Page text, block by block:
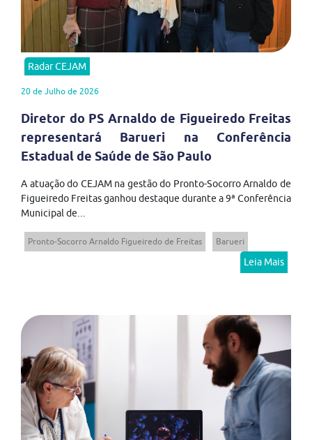
Radar CEJAM
20 de Julho de 2026
Diretor do PS Arnaldo de Figueiredo Freitas
representará Barueri na Conferência
Estadual de Saúde de São Paulo
A atuação do CEJAM na gestão do Pronto-Socorro Arnaldo de
Figueiredo Freitas ganhou destaque durante a 9ª Conferência
Municipal de...
Pronto-Socorro Arnaldo Figueiredo de Freitas Barueri
Leia Mais